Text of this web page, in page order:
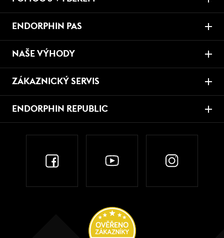
ENDORPHIN PAS
NAŠE VÝHODY
ZÁKAZNICKÝ SERVIS
ENDORPHIN REPUBLIC